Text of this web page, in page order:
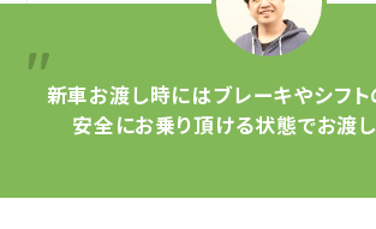
新車お渡し時にはブレーキやシフ
安全にお乗り頂ける状態でお渡